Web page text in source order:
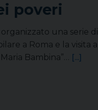
poveri
una serie
a Roma e la visita
Bambina”… [...]